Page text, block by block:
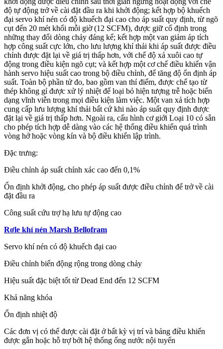
độ tự động trở về cài đặt đầu ra khi khởi động; kết hợp bộ khuếch
đại servo khí nén có độ khuếch đại cao cho áp suất quy định, từ ngõ
cụt đến 20 mét khối mỗi giờ (12 SCFM), được giữ cố định trong
những thay đổi dòng chảy đáng kể; kết hợp một van giảm áp tích
hợp công suất cực lớn, cho lưu lượng khí thải khi áp suất được điều
chỉnh được đặt lại về giá trị thấp hơn, với chế độ xả xuôi cao tự
động trong điều kiện ngõ cụt; và kết hợp một cơ chế điều khiển vận
hành servo hiệu suất cao trong bộ điều chỉnh, để tăng độ ổn định áp
suất. Toàn bộ phần tử đo, bao gồm van thí điểm, được chế tạo từ
thép không gỉ được xử lý nhiệt để loại bỏ hiện tượng trễ hoặc biến
dạng vĩnh viễn trong mọi điều kiện làm việc. Một van xả tích hợp
cung cấp lưu lượng khí thải bất cứ khi nào áp suất quy định được
đặt lại về giá trị thấp hơn. Ngoài ra, cấu hình cơ giới Loại 10 có sẵn
cho phép tích hợp dễ dàng vào các hệ thống điều khiển quá trình
vòng hở hoặc vòng kín và bộ điều khiển lập trình.
Đặc trưng:
Điều chỉnh áp suất chính xác cao đến 0,1%
Ổn định khởi động, cho phép áp suất được điều chỉnh để trở về cài
đặt đầu ra
Công suất cứu trợ hạ lưu tự động cao
Rơle khí nén Marsh Bellofram
Servo khí nén có độ khuếch đại cao
Điều chỉnh biến động rộng trong dòng chảy
Hiệu suất đặc biệt tốt từ Dead End đến 12 SCFM
Khả năng khóa
Ổn định nhiệt độ
Các đơn vị có thể được cài đặt ở bất kỳ vị trí và bảng điều khiển
được gắn hoặc hỗ trợ bởi hệ thống ống nước nội tuyến